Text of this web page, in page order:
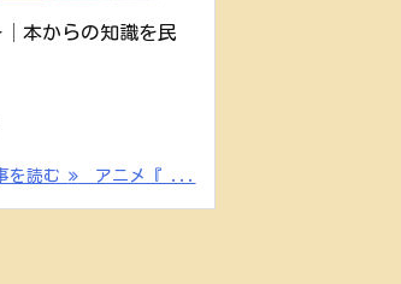
│本からの知識を民
を読む アニメ『 ...